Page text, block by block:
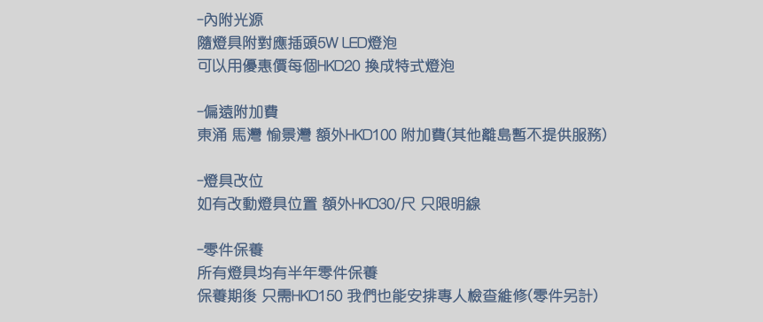
-內附光源
隨燈具附對應插頭5W LED燈泡
可以用優惠價每個HKD20 換成特式燈泡
-偏遠附加費
東涌 馬灣 愉景灣 額外HKD100 附加費(其他離島暫不提供服務)
-燈具改位
如有改動燈具位置 額外HKD30/尺 只限明線
-零件保養
所有燈具均有半年零件保養
保養期後 只需HKD150 我們也能安排專人檢查維修(零件另計)